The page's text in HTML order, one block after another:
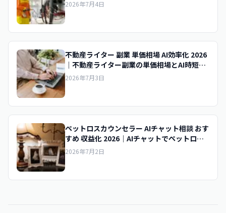
2026年7月4日
不動産ライター 副業 単価相場 AI効率化 2026
｜不動産ライター副業の単価相場とAI時短で
時給を上げるコツ
2026年7月3日
ペットロスカウンセラー AIチャット相談 おす
すめ 収益化 2026｜AIチャットでペットロス
相談を収益化
2026年7月2日